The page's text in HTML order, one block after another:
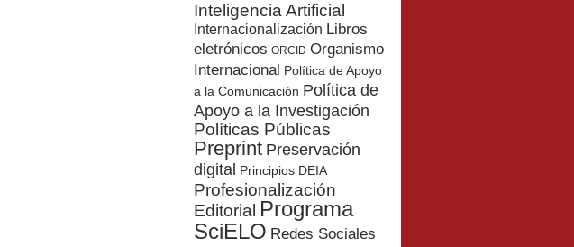
Inteligencia Artificial
Internacionalización Libros
eletrónicos ORCID Organismo
Internacional Política de Apoyo
a la Comunicación Política de
Apoyo a la Investigación
Políticas Públicas
Preprint Preservación
digital Principios DEIA
Profesionalización
Editorial Programa
SciELO Redes Sociales